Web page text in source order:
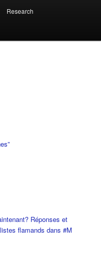
Research
Réponses et
flamands dans #M